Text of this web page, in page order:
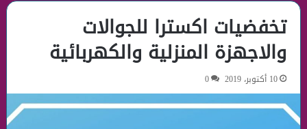
تخفضيات اكسترا للجوالات
والاجهزة المنزلية والكهربائية
10 أكتوبر، 2019 0